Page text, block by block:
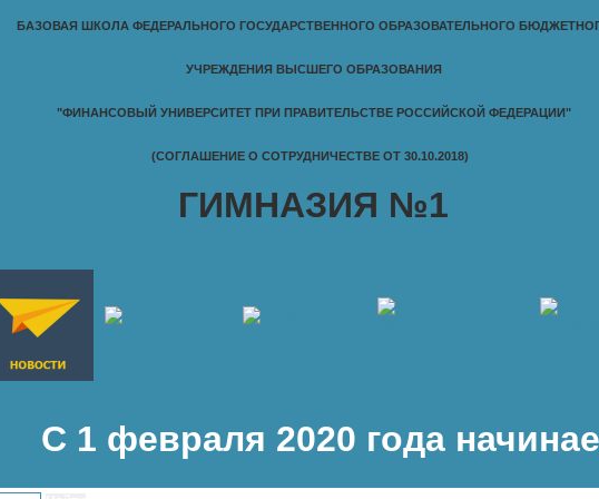
БАЗОВАЯ ШКОЛА ФЕДЕРАЛЬНОГО ГОСУДАРСТВЕННОГО ОБРАЗОВАТЕЛЬНОГО
УЧРЕЖДЕНИЯ ВЫСШЕГО ОБРАЗОВАНИЯ
"ФИНАНСОВЫЙ УНИВЕРСИТЕТ ПРИ ПРАВИТЕЛЬСТВЕ РОССИЙСКОЙ ФЕДЕРАЦИИ"
(СОГЛАШЕНИЕ О СОТРУДНИЧЕСТВЕ ОТ 30.10.2018)
ГИМНАЗИЯ №1
С 1 февраля 2020 года